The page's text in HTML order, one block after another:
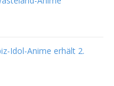
Idol-Anime erhält 2.